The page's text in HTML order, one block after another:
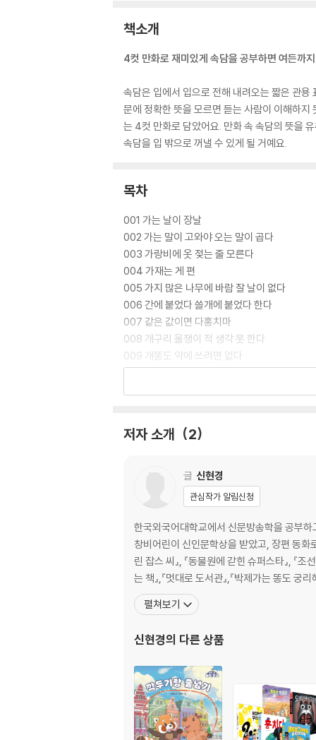
책소개
4컷 만화로 재미있게 속담을 공부하면 여든까
속담은 입에서 입으로 전해 내려오는 짧은 관
문에 정확한 뜻을 모르면 듣는 사람이 이해하
는 4컷 만화로 담았어요. 만화 속 속담의 뜻을
속담을 입 밖으로 꺼낼 수 있게 될 거예요.
목차
001 가는 날이 장날
002 가는 말이 고와야 오는 말이 곱다
003 가랑비에 옷 젖는 줄 모른다
004 가재는 게 편
005 가지 많은 나무에 바람 잘 날이 없다
006 간에 붙었다 쓸개에 붙었다 한다
007 같은 값이면 다홍치마
008 개구리 올챙이 적 생각 못 한다
009 개똥도 약에 쓰려면 없다
010 계란으로 바위 치기
014 공든 탑이 무너지랴
016 구슬이 서 말이라도 꿰어야 보배
017 굼벵이도 구르는 재주가 있다
018 까마귀 날자 배 떨어진다
019 꼬리가 길면 밟힌다
020 꿩 먹고 알 먹는다
ㄱ 속담 퀴즈
021 낙동강 오리알
022 남의 눈에 눈물 내면 제 눈에는 피눈물이
024 남의 잔치에 감 놓아라 배 놓아라 한다
026 낮말은 새가 듣고 밤말은 쥐가 듣는다
027 내 코가 석 자
028 누워서 침 뱉기
029 눈에는 눈 이에는 이
저자 소개 2
글 신현경
관심작가 알림신청
한국외국어대학교에서 신문방송학을 공부
창비어린이 신인문학상을 받았고, 장편 동화
린 잡스 씨』, 『동물원에 갇힌 슈퍼스타』, 『조선을 품은 대문』, 『쓰레기에서 레를 빼면 쓰기』, 『급식 먹고 슈퍼스타』, 『백만원을 구하려면 돈이 필요해!』,『여자와 남자를 배우
는 책』,『멋대로 도서관』,『박제가는 똥도 궁리
펼쳐보기
신현경의 다른 상품